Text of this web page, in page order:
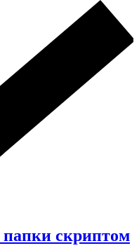
папки скриптом